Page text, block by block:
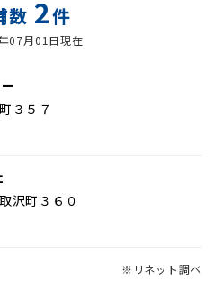
数 2件
07月01日現在
３５７
沢町３６０
※リネット調べ